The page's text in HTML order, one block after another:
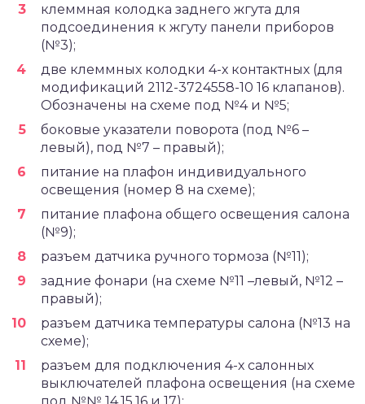
клеммная колодка заднего жгута для
подсоединения к жгуту панели приборов
(№3);
две клеммных колодки 4-х контактных (для
модификаций 2112-3724558-10 16 клапанов).
Обозначены на схеме под №4 и №5;
боковые указатели поворота (под №6 –
левый), под №7 – правый);
питание на плафон индивидуального
освещения (номер 8 на схеме);
питание плафона общего освещения салона
(№9);
разъем датчика ручного тормоза (№11);
задние фонари (на схеме №11 –левый, №12 –
правый);
разъем датчика температуры салона (№13 на
схеме);
разъем для подключения 4-х салонных
выключателей плафона освещения (на схеме